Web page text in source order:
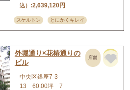
込） :2,639,120円
スケルトン とにかくキレイ
外堀通り×花椿通りの
ビル
店舗 事務所
中央区銀座7-3-
13 60.00坪 7